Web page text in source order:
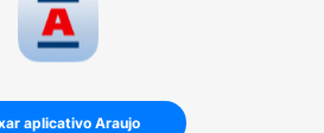
aplicativo Araujo